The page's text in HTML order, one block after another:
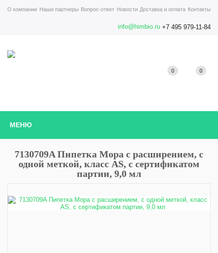
О компании Наши партнеры Вопрос-ответ Новости Доставка и оплата Контакты
info@himbio.ru +7 495 979-11-84
МЕНЮ
0 0
7130709A Пипетка Мора с расширением, с
одной меткой, класс AS, с сертификатом
партии, 9,0 мл